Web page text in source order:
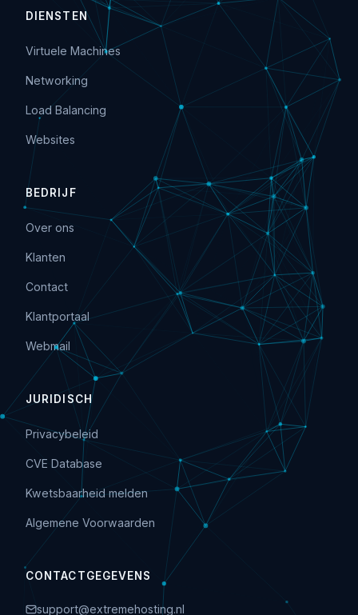
DIENSTEN
Virtuele Machines
Networking
Load Balancing
Websites
BEDRIJF
Over ons
Klanten
Contact
Klantportaal
Webmail
JURIDISCH
Privacybeleid
CVE Database
Kwetsbaarheid melden
Algemene Voorwaarden
CONTACTGEGEVENS
support@extremehosting.nl